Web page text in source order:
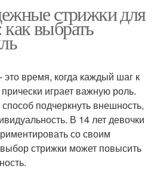
стрижки для
как выбрать
время, когда каждый шаг к
играет важную роль.
подчеркнуть внешность,
В 14 лет девочки
со своим
стрижки может повысить